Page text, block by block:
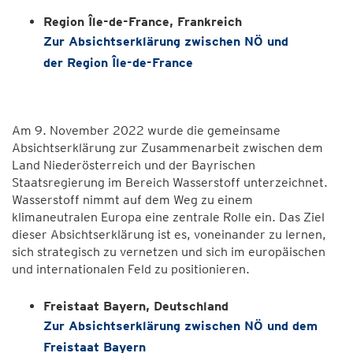
Region Île-de-France, Frankreich
Zur Absichtserklärung zwischen NÖ und
der Region Île-de-France
Am 9. November 2022 wurde die gemeinsame
Absichtserklärung zur Zusammenarbeit zwischen dem
Land Niederösterreich und der Bayrischen
Staatsregierung im Bereich Wasserstoff unterzeichnet.
Wasserstoff nimmt auf dem Weg zu einem
klimaneutralen Europa eine zentrale Rolle ein. Das Ziel
dieser Absichtserklärung ist es, voneinander zu lernen,
sich strategisch zu vernetzen und sich im europäischen
und internationalen Feld zu positionieren.
Freistaat Bayern, Deutschland
Zur Absichtserklärung zwischen NÖ und dem
Freistaat Bayern